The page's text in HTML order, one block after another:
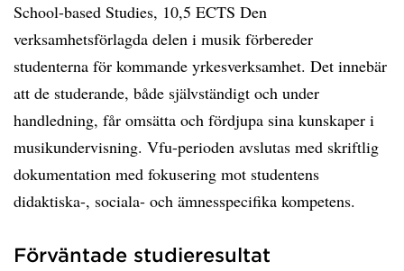
School-based Studies, 10,5 ECTS Den
verksamhetsförlagda delen i musik förbereder
studenterna för kommande yrkesverksamhet. Det innebär
att de studerande, både självständigt och under
handledning, får omsätta och fördjupa sina kunskaper i
musikundervisning. Vfu-perioden avslutas med skriftlig
dokumentation med fokusering mot studentens
didaktiska-, sociala- och ämnesspecifika kompetens.
Förväntade studieresultat